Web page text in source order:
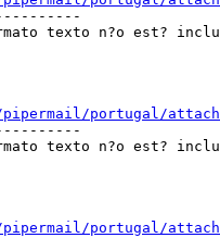
texto n?o est?
portugal/
texto n?o est?
portugal/